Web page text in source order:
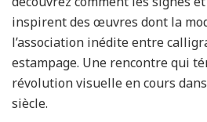
inspirent des œuvres dont la
l’association inédite entre
estampage. Une rencontre qui
révolution visuelle en cours
siècle.